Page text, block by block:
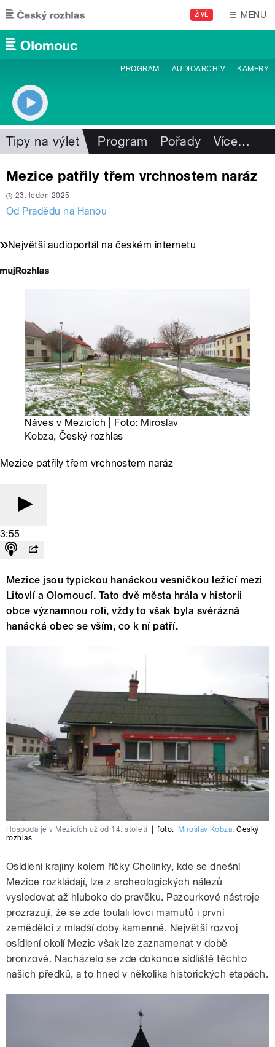
Přejít k hlavnímu obsahu
ŽIVĚ MENU
PROGRAM AUDIOARCHIV KAMERY
Tipy na výlet Program Pořady Více…
Mezice patřily třem vrchnostem naráz
23. leden 2025
Od Pradědu na Hanou
Největší audioportál na českém internetu
Náves v Mezicích | Foto: Miroslav
Kobza, Český rozhlas
Mezice patřily třem vrchnostem naráz
3:55
Mezice jsou typickou hanáckou vesničkou ležící mezi
Litovlí a Olomoucí. Tato dvě města hrála v historii
obce významnou roli, vždy to však byla svérázná
hanácká obec se vším, co k ní patří.
Hospoda je v Mezicích už od 14. století foto: Miroslav Kobza ,Český
rozhlas
Osídlení krajiny kolem říčky Cholinky, kde se dnešní
Mezice rozkládají, lze z archeologických nálezů
vysledovat až hluboko do pravěku. Pazourkové nástroje
prozrazují, že se zde toulali lovci mamutů i první
zemědělci z mladší doby kamenné. Největší rozvoj
osídlení okolí Mezic však lze zaznamenat v době
bronzové. Nacházelo se zde dokonce sídliště těchto
našich předků, a to hned v několika historických etapách.